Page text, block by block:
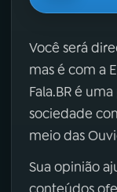
Você será
mas é com a
Fala.BR é
sociedade
meio das
Sua opinião